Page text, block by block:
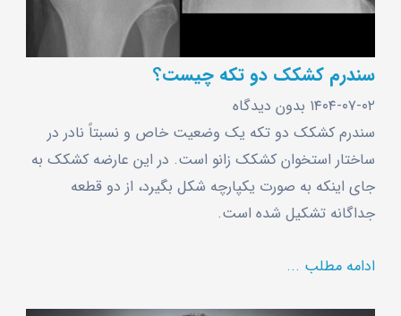
سندرم کشکک دو تکه چیست؟
۱۴۰۴-۰۷-۰۲ بدون دیدگاه
سندرم کشکک دو تکه یک وضعیت خاص و نسبتاً نادر در
ساختار استخوان کشکک زانو است. در این عارضه کشکک به
‌جای اینکه به ‌صورت یکپارچه شکل بگیرد، از دو قطعه
جداگانه تشکیل شده است.
ادامه مطلب ...